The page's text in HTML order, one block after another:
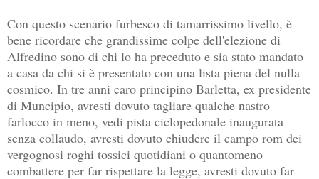
Con questo scenario furbesco di tamarrissimo livello, è
bene ricordare che grandissime colpe dell'elezione di
Alfredino sono di chi lo ha preceduto e sia stato mandato
a casa da chi si è presentato con una lista piena del nulla
cosmico. In tre anni caro principino Barletta, ex presidente
di Muncipio, avresti dovuto tagliare qualche nastro
farlocco in meno, vedi pista ciclopedonale inaugurata
senza collaudo, avresti dovuto chiudere il campo rom dei
vergognosi roghi tossici quotidiani o quantomeno
combattere per far rispettare la legge, avresti dovuto far